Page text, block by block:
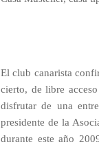
El club canarista
cierto, de libre
disfrutar de una
presidente de la
durante este año